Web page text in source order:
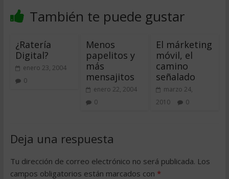
También te puede gustar
¿Ratería
Digital?
enero 23, 2004
0
Menos
papelitos y
más
mensajitos
enero 22, 2004
0
El márketing
móvil, el
camino
señalado
marzo 24,
2010
0
Deja una respuesta
Tu dirección de correo electrónico no será publicada. Los
campos obligatorios están marcados con *